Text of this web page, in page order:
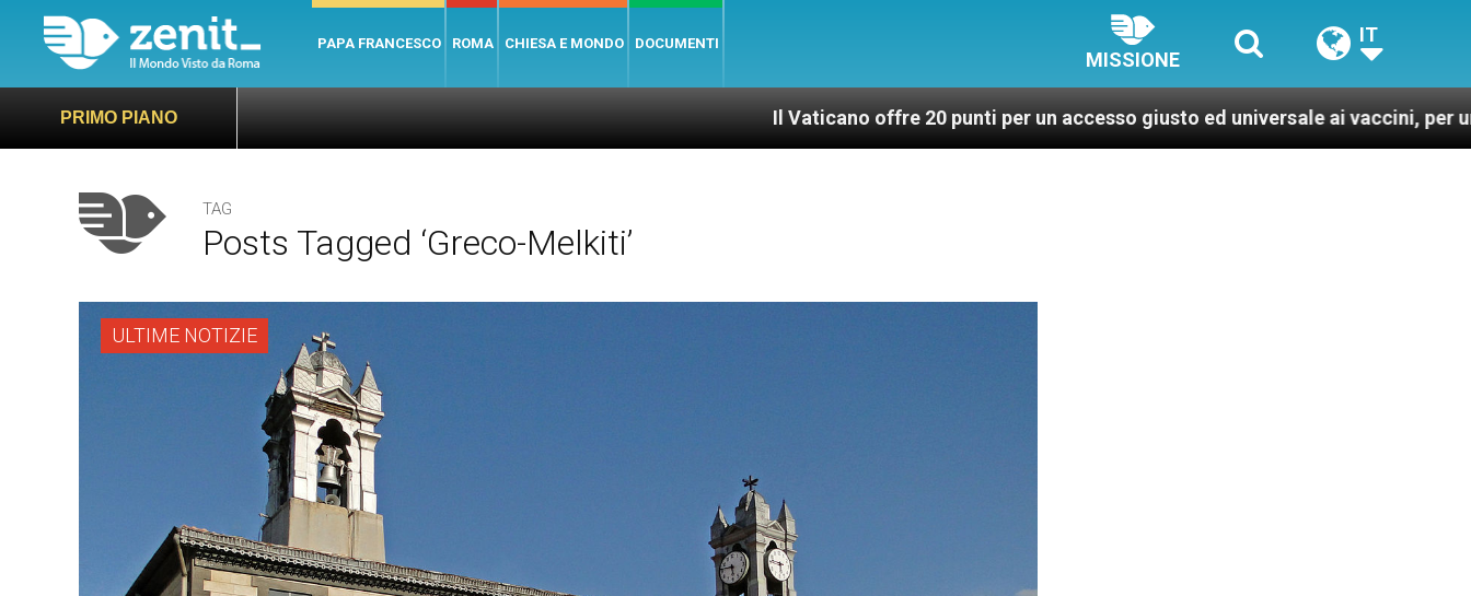
PAPA FRANCESCO ROMA CHIESA E MONDO DOCUMENTI
MISSIONE
IT
PRIMO PIANO Il Vaticano offre 20 punti per un accesso giusto ed universale ai vaccini, per un mondo più
TAG
Posts Tagged ‘greco-Melkiti’
ULTIME NOTIZIE